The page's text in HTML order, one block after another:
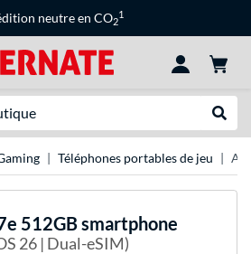
neutre en CO2
1
Téléphones portables de jeu
512GB smartphone
26 | Dual-eSIM)